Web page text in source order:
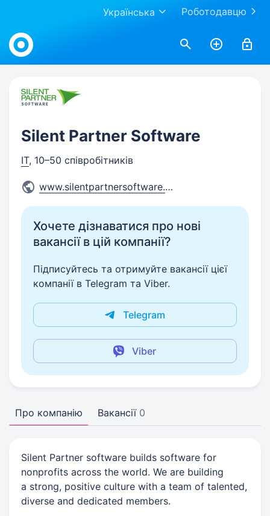
Роботодавцю
Українська
Work.ua
Silent Partner Software
IT, 10–50 співробітників
www.silentpartnersoftware.co
Хочете дізнаватися про нові
вакансії в цій компанії?
Підписуйтесь та отримуйте вакансії цієї
компанії в Telegram та Viber.
Telegram
Viber
Про компанію Вакансії 0
Silent Partner software builds software for
nonprofits across the world. We are building
a strong, positive culture with a team of talented,
diverse and dedicated members.